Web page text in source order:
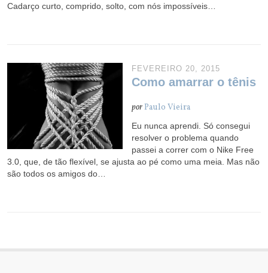
Cadarço curto, comprido, solto, com nós impossíveis…
FEVEREIRO 20, 2015
Como amarrar o tênis
porPaulo Vieira
Eu nunca aprendi. Só consegui
resolver o problema quando
passei a correr com o Nike Free
3.0, que, de tão flexível, se ajusta ao pé como uma meia. Mas não
são todos os amigos do…